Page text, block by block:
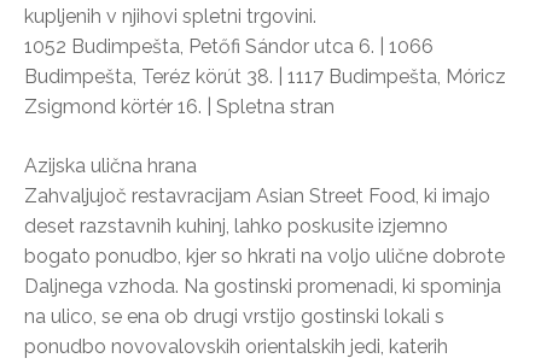
kupljenih v njihovi spletni trgovini.
1052 Budimpešta, Petőfi Sándor utca 6. | 1066
Budimpešta, Teréz körút 38. | 1117 Budimpešta, Móricz
Zsigmond körtér 16. | Spletna stran
Azijska ulična hrana
Zahvaljujoč restavracijam Asian Street Food, ki imajo
deset razstavnih kuhinj, lahko poskusite izjemno
bogato ponudbo, kjer so hkrati na voljo ulične dobrote
Daljnega vzhoda. Na gostinski promenadi, ki spominja
na ulico, se ena ob drugi vrstijo gostinski lokali s
ponudbo novovalovskih orientalskih jedi, katerih